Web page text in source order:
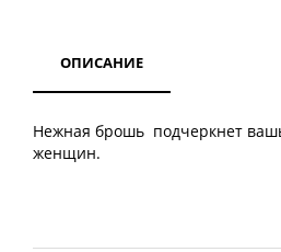
ОПИСАНИЕ
Нежная брошь подчеркнет
женщин.